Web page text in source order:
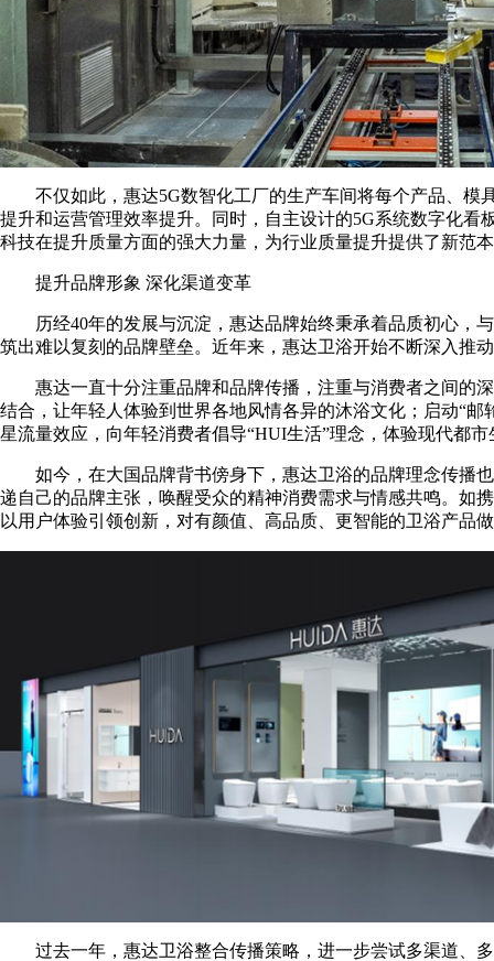
不仅如此，惠达5G数智化工厂的生产车间将每个产品、模
提升和运营管理效率提升。同时，自主设计的5G系统数字化
科技在提升质量方面的强大力量，为行业质量提升提供了新范
提升品牌形象 深化渠道变革
历经40年的发展与沉淀，惠达品牌始终秉承着品质初心，
筑出难以复刻的品牌壁垒。近年来，惠达卫浴开始不断深入推
惠达一直十分注重品牌和品牌传播，注重与消费者之间的
结合，让年轻人体验到世界各地风情各异的沐浴文化；启动“
星流量效应，向年轻消费者倡导“HUI生活”理念，体验现代都
如今，在大国品牌背书傍身下，惠达卫浴的品牌理念传播
递自己的品牌主张，唤醒受众的精神消费需求与情感共鸣。如
以用户体验引领创新，对有颜值、高品质、更智能的卫浴产品
过去一年，惠达卫浴整合传播策略，进一步尝试多渠道、